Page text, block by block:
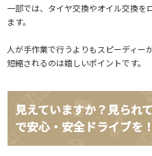
一部では、タイヤ交換やオイル交換を
ます。
人が手作業で行うよりもスピーディ
短縮されるのは嬉しいポイントです。
見えていますか？見られ
で安心・安全ドライブを！